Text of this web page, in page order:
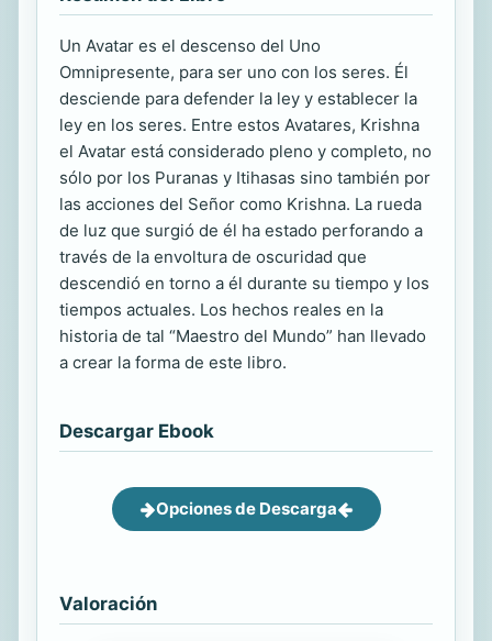
Un Avatar es el descenso del Uno
Omnipresente, para ser uno con los seres. Él
desciende para defender la ley y establecer la
ley en los seres. Entre estos Avatares, Krishna
el Avatar está considerado pleno y completo, no
sólo por los Puranas y Itihasas sino también por
las acciones del Señor como Krishna. La rueda
de luz que surgió de él ha estado perforando a
través de la envoltura de oscuridad que
descendió en torno a él durante su tiempo y los
tiempos actuales. Los hechos reales en la
historia de tal “Maestro del Mundo” han llevado
a crear la forma de este libro.
Descargar Ebook
Opciones de Descarga
Valoración